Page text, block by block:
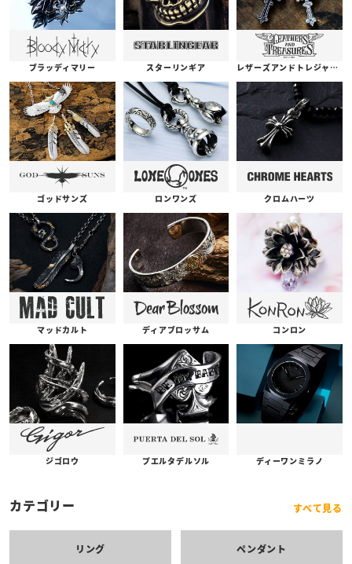
ブラッディマリー スターリンギア レザーズアンドトレジャーズ
ゴッドサンズ ロンワンズ クロムハーツ
マッドカルト ディアブロッサム コンロン
ジゴロウ プエルタデルソル ディーワンミラノ
カテゴリー すべて見る
リング ペンダント